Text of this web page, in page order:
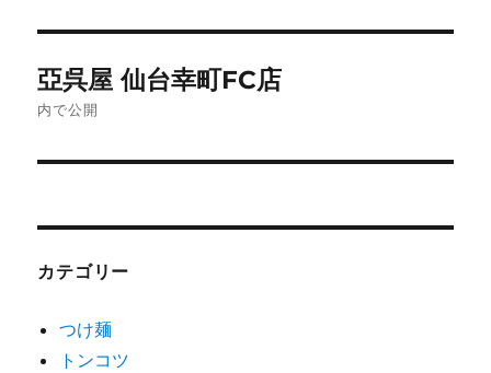
稿
ゲ
ー
シ
亞呉屋 仙台幸町FC店
内で公開
カテゴリー
つけ麺
トンコツ